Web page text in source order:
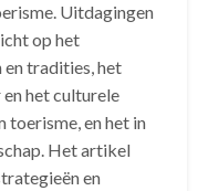
Uitdagingen
op het
en tradities, het
het culturele
toerisme, en het in
Het artikel
en